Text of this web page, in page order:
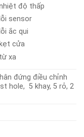
độ thấp
sensor
ắc qui
cửa
xa
đứng điều chỉnh
hole, 5 khay, 5 rỏ, 2